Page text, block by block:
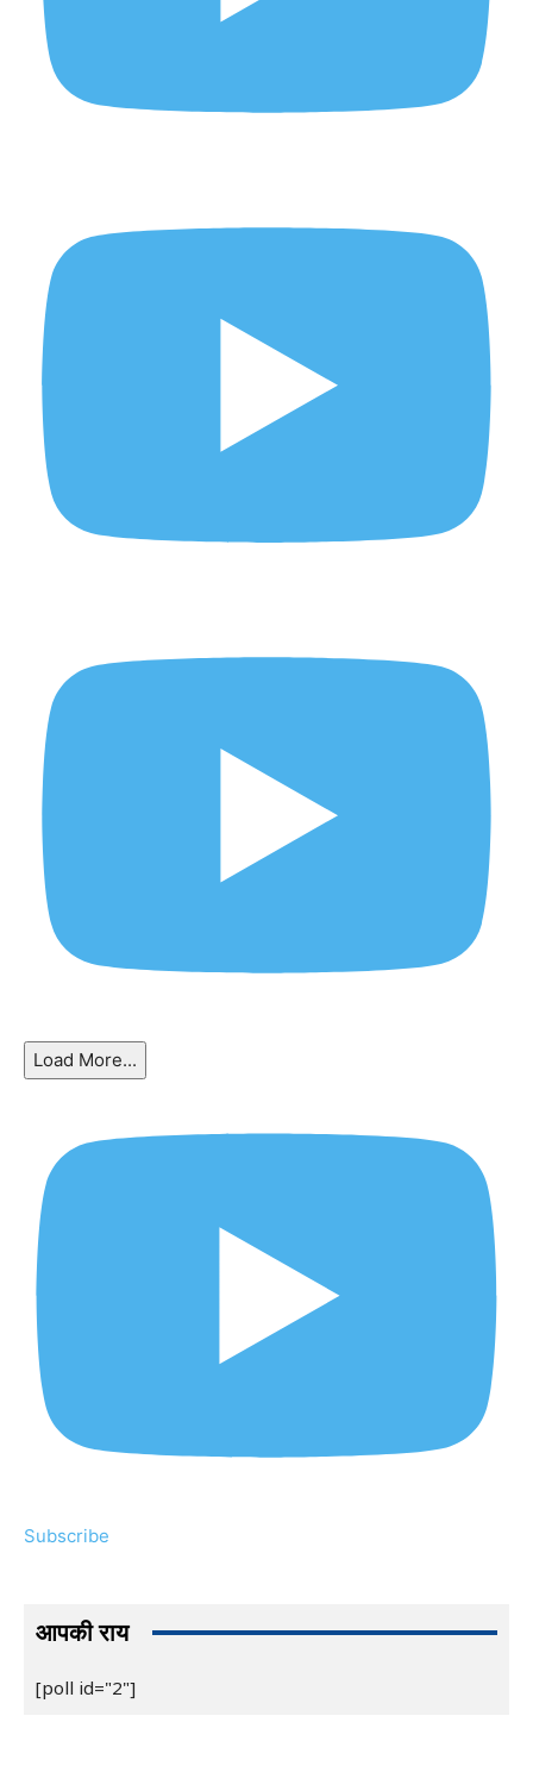
Load More...
Subscribe
आपकी राय
[poll id="2"]